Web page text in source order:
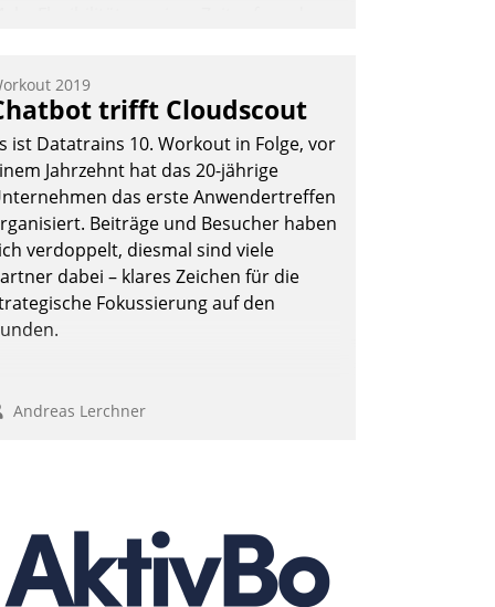
von Datatrain. Die meravis
und Immobilien GmbH
sich dabei für den Betrieb der Lösung
die SAP Cloud Platform entschieden
erstes Unternehmen am
Andreas Lerchner
2019
trifft Cloudscout
ist Datatrains 10. Workout in Folge, vor
Jahrzehnt hat das 20-jährige
das erste Anwendertreffen
Beiträge und Besucher haben
verdoppelt, diesmal sind viele
dabei – klares Zeichen für die
Fokussierung auf den
Andreas Lerchner